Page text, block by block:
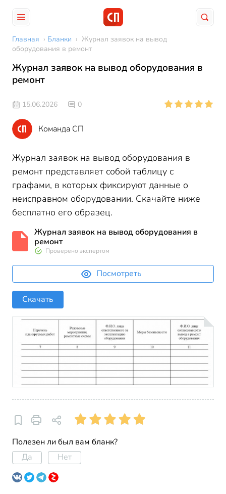
Главная › Бланки › Журнал заявок на вывод
оборудования в ремонт
Журнал заявок на вывод оборудования в
ремонт
15.06.2026 0
Команда СП
Журнал заявок на вывод оборудования в
ремонт представляет собой таблицу с
графами, в которых фиксируют данные о
неисправном оборудовании. Скачайте ниже
бесплатно его образец.
Журнал заявок на вывод оборудования в
ремонт
Проверено экспертом
Посмотреть
Скачать
Полезен ли был вам бланк?
Да
Нет